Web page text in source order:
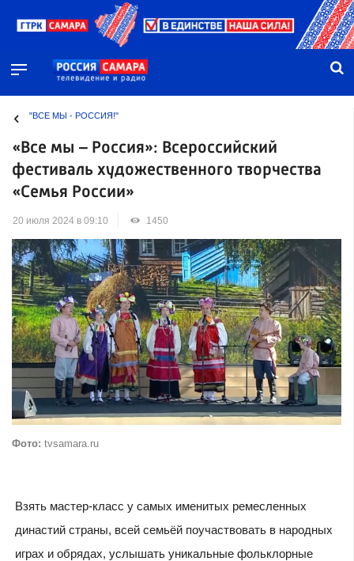
"ВСЕ МЫ - РОССИЯ!"
«Все мы – Россия»: Всероссийский
фестиваль художественного творчества
«Семья России»
20 июля 2024 в 09:10 1450
Фото: tvsamara.ru
Взять мастер-класс у самых именитых ремесленных
династий страны, всей семьёй поучаствовать в народных
играх и обрядах, услышать уникальные фольклорные